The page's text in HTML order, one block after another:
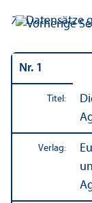
78Datensätze
Nr. 1
Titel:
Verlag: